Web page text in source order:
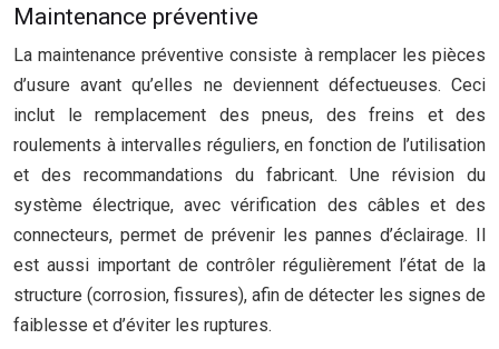
Maintenance préventive
La maintenance préventive consiste à remplacer les pièces
d’usure avant qu’elles ne deviennent défectueuses. Ceci
inclut le remplacement des pneus, des freins et des
roulements à intervalles réguliers, en fonction de l’utilisation
et des recommandations du fabricant. Une révision du
système électrique, avec vérification des câbles et des
connecteurs, permet de prévenir les pannes d’éclairage. Il
est aussi important de contrôler régulièrement l’état de la
structure (corrosion, fissures), afin de détecter les signes de
faiblesse et d’éviter les ruptures.